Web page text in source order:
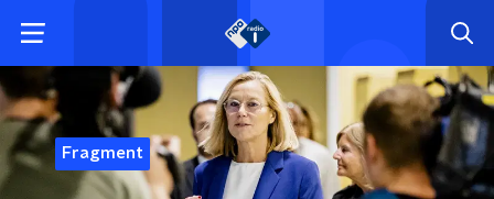
Fragment